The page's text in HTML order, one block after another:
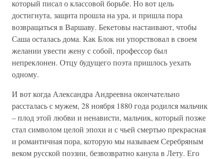
который писал о классовой борьбе. Но вот цель
достигнута, защита прошла на ура, и пришла пора
возвращаться в Варшаву. Бекетовы настаивают, чтобы
Саша осталась дома. Как Блок ни упорствовал в своем
желании увести жену с собой, профессор был
непреклонен. Отцу будущего поэта пришлось уехать
одному.
И вот когда Александра Андреевна окончательно
рассталась с мужем, 28 ноября 1880 года родился мальчик
– плод этой любви и ненависти, мальчик, который позже
стал символом целой эпохи и с чьей смертью прекрасная
и романтичная пора, которую мы называем Серебряным
веком русской поэзии, безвозвратно канула в Лету. Его